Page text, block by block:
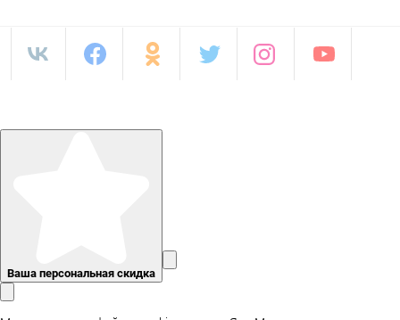
Ваша персональная скидка